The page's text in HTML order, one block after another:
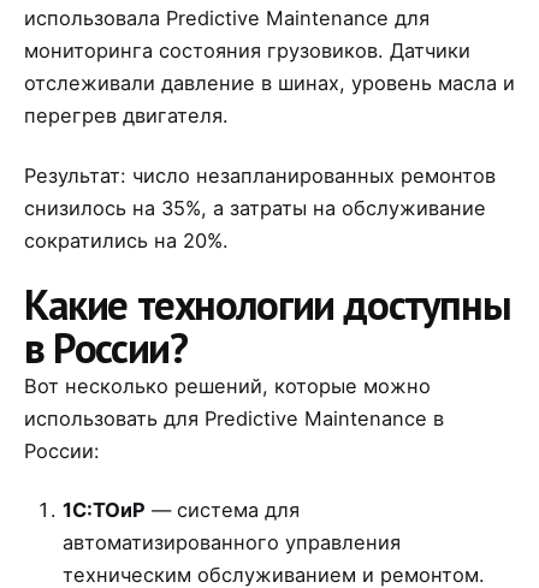
использовала Predictive Maintenance для
мониторинга состояния грузовиков. Датчики
отслеживали давление в шинах, уровень масла и
перегрев двигателя.
Результат: число незапланированных ремонтов
снизилось на 35%, а затраты на обслуживание
сократились на 20%.
Какие технологии доступны
в России?
Вот несколько решений, которые можно
использовать для Predictive Maintenance в
России:
1С:ТОиР — система для
автоматизированного управления
техническим обслуживанием и ремонтом.